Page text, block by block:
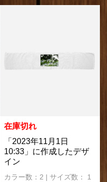
在庫切れ
「2023年11月1日
10:33」に作成したデザ
イン
カラー数：2 | サイズ数： 1